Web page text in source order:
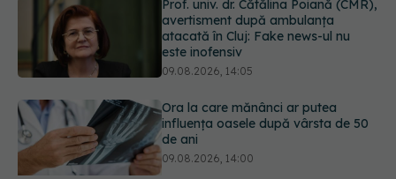
Ora la care mănânci ar putea
influența oasele după vârsta de 50
de ani
09.08.2026, 14:00
Cum alegem alimentele pe timp de
caniculă. Recomandările
specialiștilor